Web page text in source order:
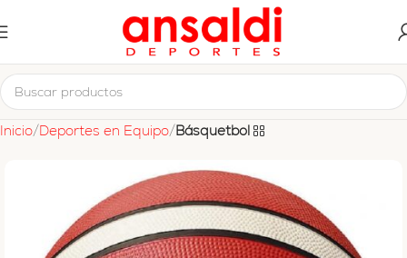
Inicio Deportes en Equipo Básquetbol